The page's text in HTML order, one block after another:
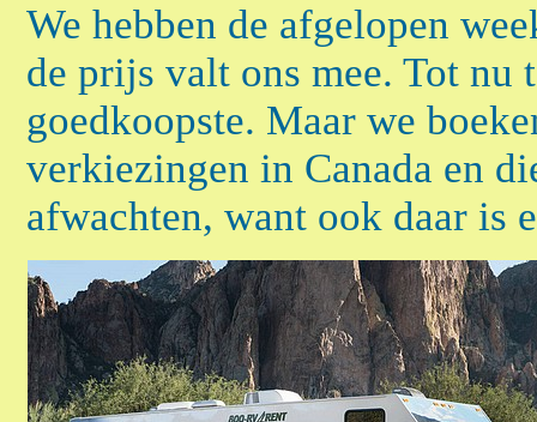
We hebben de afgelopen
de prijs valt ons mee. Tot nu
goedkoopste. Maar we
verkiezingen in Canada en
afwachten, want ook daar is